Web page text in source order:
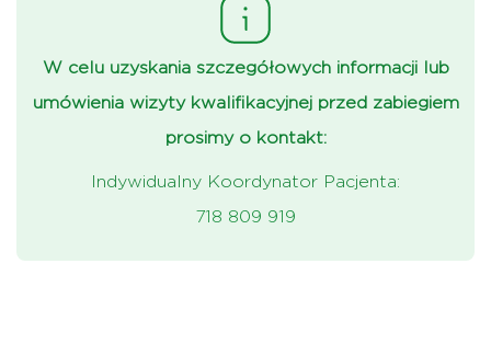
W celu uzyskania szczegółowych informacji lub
umówienia wizyty kwalifikacyjnej przed zabiegiem
prosimy o kontakt:
Indywidualny Koordynator Pacjenta:
718 809 919